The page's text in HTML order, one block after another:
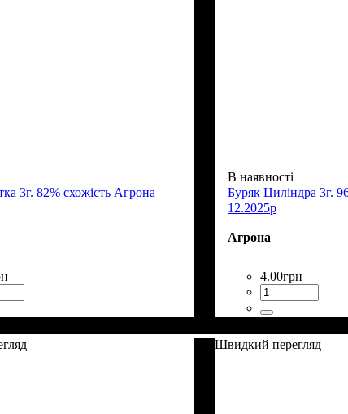
3г. 82% схожість Агрона
В наявності
Буряк Циліндра 3г.
12.2025р
Агрона
4.00грн
Швидкий перегляд